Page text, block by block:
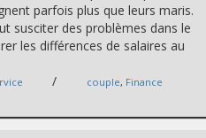
parfois plus que leurs maris.
susciter des problèmes dans le
les différences de salaires au
/ couple, Finance